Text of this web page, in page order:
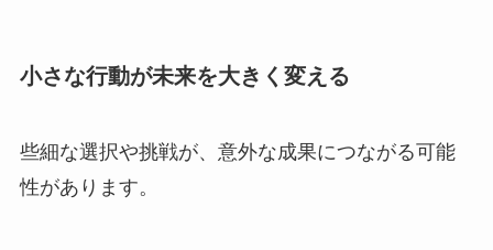
小さな行動が未来を大きく変える
些細な選択や挑戦が、意外な成果につながる可能
性があります。